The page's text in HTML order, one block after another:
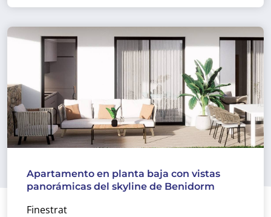
Apartamento en planta baja con vistas
panorámicas del skyline de Benidorm
Finestrat